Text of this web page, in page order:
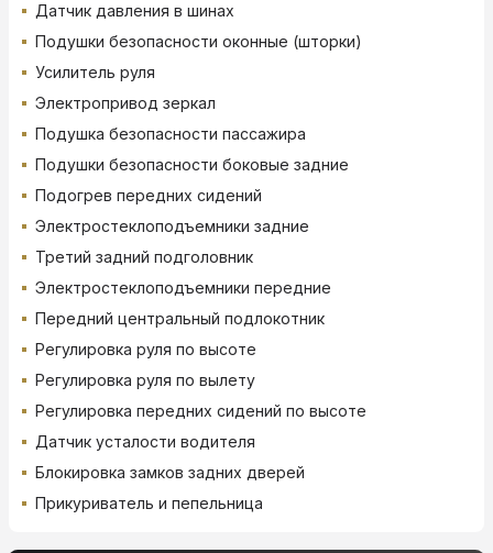
Датчик давления в шинах
Подушки безопасности оконные (шторки)
Усилитель руля
Электропривод зеркал
Подушка безопасности пассажира
Подушки безопасности боковые задние
Подогрев передних сидений
Электростеклоподъемники задние
Третий задний подголовник
Электростеклоподъемники передние
Передний центральный подлокотник
Регулировка руля по высоте
Регулировка руля по вылету
Регулировка передних сидений по высоте
Датчик усталости водителя
Блокировка замков задних дверей
Прикуриватель и пепельница